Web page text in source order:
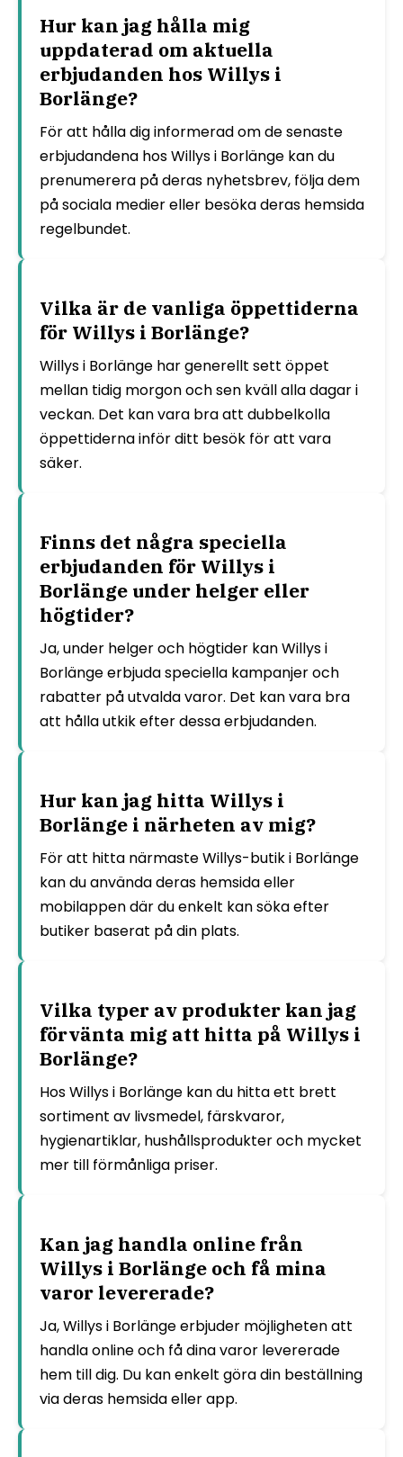
Hur kan jag hålla mig
uppdaterad om aktuella
erbjudanden hos Willys i
Borlänge?
För att hålla dig informerad om de senaste
erbjudandena hos Willys i Borlänge kan du
prenumerera på deras nyhetsbrev, följa dem
på sociala medier eller besöka deras hemsida
regelbundet.
Vilka är de vanliga öppettiderna
för Willys i Borlänge?
Willys i Borlänge har generellt sett öppet
mellan tidig morgon och sen kväll alla dagar i
veckan. Det kan vara bra att dubbelkolla
öppettiderna inför ditt besök för att vara
säker.
Finns det några speciella
erbjudanden för Willys i
Borlänge under helger eller
högtider?
Ja, under helger och högtider kan Willys i
Borlänge erbjuda speciella kampanjer och
rabatter på utvalda varor. Det kan vara bra
att hålla utkik efter dessa erbjudanden.
Hur kan jag hitta Willys i
Borlänge i närheten av mig?
För att hitta närmaste Willys-butik i Borlänge
kan du använda deras hemsida eller
mobilappen där du enkelt kan söka efter
butiker baserat på din plats.
Vilka typer av produkter kan jag
förvänta mig att hitta på Willys i
Borlänge?
Hos Willys i Borlänge kan du hitta ett brett
sortiment av livsmedel, färskvaror,
hygienartiklar, hushållsprodukter och mycket
mer till förmånliga priser.
Kan jag handla online från
Willys i Borlänge och få mina
varor levererade?
Ja, Willys i Borlänge erbjuder möjligheten att
handla online och få dina varor levererade
hem till dig. Du kan enkelt göra din beställning
via deras hemsida eller app.